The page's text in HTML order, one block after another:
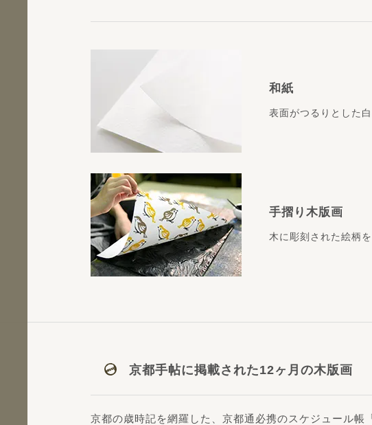
手摺り木版画
木に彫刻された絵柄
和紙
表面がつるりとした
京都手帖に掲載された12ヶ月の木版画
京都の歳時記を網羅した、京都通必携のスケジュール帳